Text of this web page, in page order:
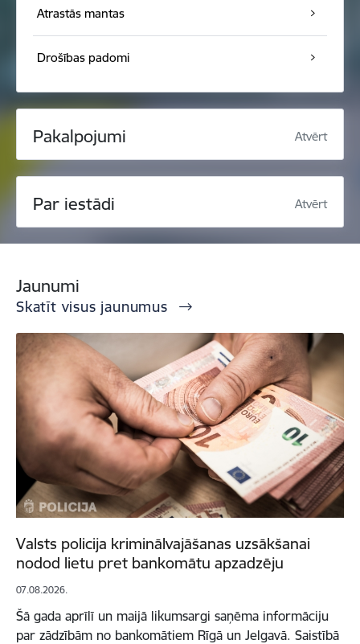
Atrastās mantas
Drošības padomi
Pakalpojumi Atvērt
Par iestādi Atvērt
Jaunumi
Skatīt visus jaunumus
Valsts policija kriminālvajāšanas uzsākšanai
nodod lietu pret bankomātu apzadzēju
07.08.2026.
Šā gada aprīlī un maijā likumsargi saņēma informāciju
par zādzībām no bankomātiem Rīgā un Jelgavā. Saistībā